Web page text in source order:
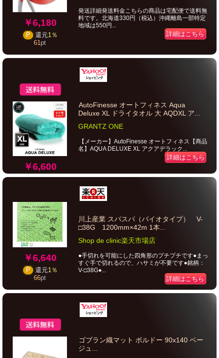
￥6,180
P 還元1％
61pt
発送詳細発送料金こちらの商品は宅配便で送料無
料です。北海道330円（税込）沖縄離島一部特定
地域は550円...
詳細はこちら
￥6,600
AutoFinesse オートフィネス Aqua
Deluxe XL ドライタオル 大 AQDXL ア...
GRANTZ ONE
【メーカー】AutoFinesse オートフィネス【商品
名】AQUA DELUXE XL アクアデラック...
詳細はこちら
￥6,640
P 還元1％
66pt
川上産業 スパスパ（バイオタイプ） V-
□38G 1200mm×42m 1本...
Shop de clinic楽天市場店
●手切れを可能にした四角形のプチプチです●まっ
すぐ手で切れるので、ハサミが不要です●銘柄：
V-□38G●...
詳細はこちら
ゴブラン織マット ボルドー 90x140 ベー
ジュ...